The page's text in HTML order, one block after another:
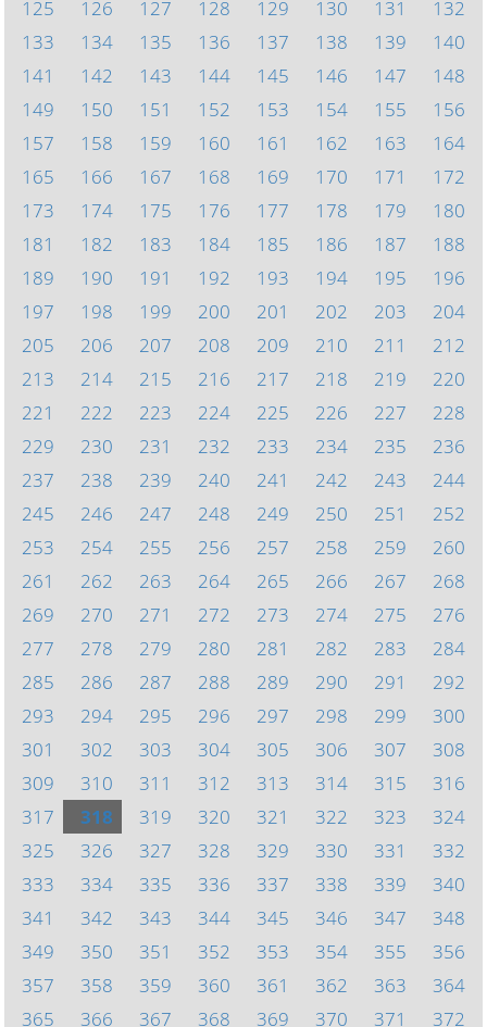
125
126 127 128 129 130 131
132
133
134 135 136 137 138 139
140
141
142 143 144 145 146 147
148
149
150 151 152 153 154 155
156
157
158 159 160 161 162 163
164
165
166 167 168 169 170 171
172
173
174 175 176 177 178 179
180
181
182 183 184 185 186 187
188
189
190 191 192 193 194 195
196
197
198 199 200 201 202 203
204
205
206 207 208 209 210 211
212
213
214 215 216 217 218 219
220
221
222 223 224 225 226 227
228
229
230 231 232 233 234 235
236
237
238 239 240 241 242 243
244
245
246 247 248 249 250 251
252
253
254 255 256 257 258 259
260
261
262 263 264 265 266 267
268
269
270 271 272 273 274 275
276
277
278 279 280 281 282 283
284
285
286 287 288 289 290 291
292
293
294 295 296 297 298 299
300
301
302 303 304 305 306 307
308
309
310 311 312 313 314 315
316
317
318 319 320 321 322 323
324
325
326 327 328 329 330 331
332
333
334 335 336 337 338 339
340
341
342 343 344 345 346 347
348
349
350 351 352 353 354 355
356
357
358 359 360 361 362 363
364
365
366 367 368 369 370 371 372